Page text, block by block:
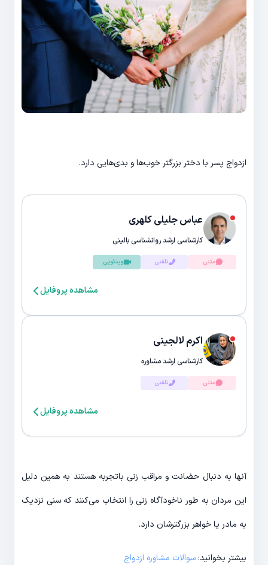
ازدواج پسر با دختر بزرگتر خوب‌ها و بدی‌هایی دارد.
عباس جلیلی کلهری
کارشناسی ارشد روانشناسی بالینی
متنی تلفنی ویدئویی
مشاهده پروفایل
اکرم لالجینی
کارشناسی ارشد مشاوره
متنی تلفنی
مشاهده پروفایل
آنها به دنبال حضانت و مراقب زنی باتجربه هستند به همین دلیل
این مردان به طور ناخودآگاه زنی را انتخاب می‌کنند که سنی نزدیک
به مادر یا خواهر بزرگترشان دارد.
بیشتر بخوانید:سوالات مشاوره ازدواج